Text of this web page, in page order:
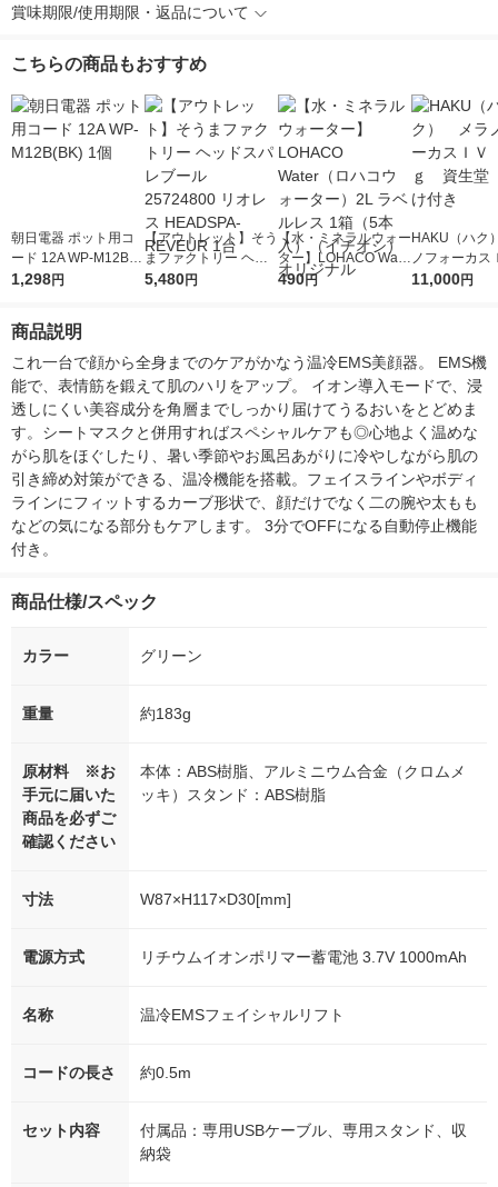
賞味期限/使用期限・返品について
こちらの商品もおすすめ
朝日電器 ポット用コ
ード 12A WP-M12B(B
K) 1個
1,298円
【アウトレット】そう
まファクトリー ヘッ
ドスパ レブール 2572
5,480円
【水・ミネラルウォー
ター】LOHACO Wate
r（ロハコウォータ
490円
HAKU（ハ
ノフォーカ
5ｇ 資生堂
11,000円
商品説明
これ一台で顔から全身までのケアがかなう温冷EMS美顔器。 EMS機
能で、表情筋を鍛えて肌のハリをアップ。 イオン導入モードで、浸
透しにくい美容成分を角層までしっかり届けてうるおいをとどめま
す。シートマスクと併用すればスペシャルケアも◎心地よく温めな
がら肌をほぐしたり、暑い季節やお風呂あがりに冷やしながら肌の
引き締め対策ができる、温冷機能を搭載。フェイスラインやボディ
ラインにフィットするカーブ形状で、顔だけでなく二の腕や太もも
などの気になる部分もケアします。 3分でOFFになる自動停止機能
付き。
商品仕様/スペック
カラー グリーン
重量 約183g
原材料 ※お
手元に届いた
商品を必ずご
確認ください
本体：ABS樹脂、アルミニウム合金（クロムメ
ッキ）スタンド：ABS樹脂
寸法 W87×H117×D30[mm]
電源方式 リチウムイオンポリマー蓄電池 3.7V 1000mAh
名称 温冷EMSフェイシャルリフト
コードの長さ 約0.5m
セット内容
付属品：専用USBケーブル、専用スタンド、収
納袋